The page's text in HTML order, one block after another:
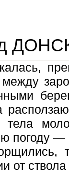
между
тела
погоду —
от